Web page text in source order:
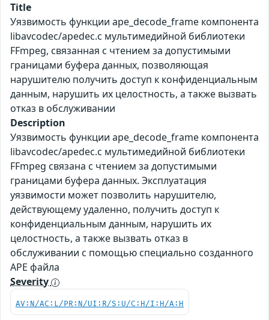
Title
Уязвимость функции ape_decode_frame компонента
libavcodec/apedec.c мультимедийной библиотеки
FFmpeg, связанная с чтением за допустимыми
границами буфера данных, позволяющая
нарушителю получить доступ к конфиденциальным
данным, нарушить их целостность, а также вызвать
отказ в обслуживании
Description
Уязвимость функции ape_decode_frame компонента
libavcodec/apedec.c мультимедийной библиотеки
FFmpeg связана с чтением за допустимыми
границами буфера данных. Эксплуатация
уязвимости может позволить нарушителю,
действующему удаленно, получить доступ к
конфиденциальным данным, нарушить их
целостность, а также вызвать отказ в
обслуживании с помощью специально созданного
APE файла
Severity
AV:N/AC:L/PR:N/UI:R/S:U/C:H/I:H/A:H